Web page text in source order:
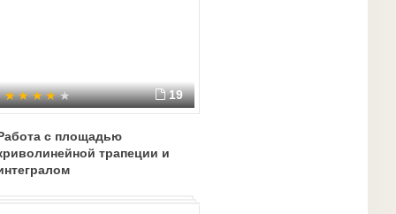
19
с площадью
трапеции и